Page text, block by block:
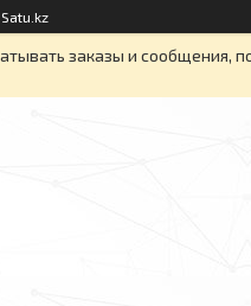
заказы и сообщения,